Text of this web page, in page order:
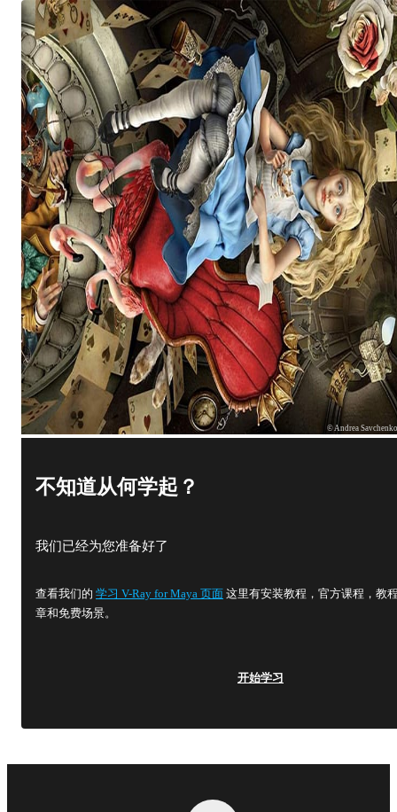
© Andrea
不知道从何学起？
我们已经为您准备好了
查看我们的 学习 V-Ray for Maya 页面 这里有安装教程，官方课程，教
章和免费场景。
开始学习